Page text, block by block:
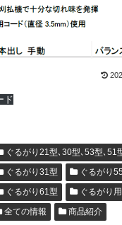
ド
ぐるがり21型､30型､53型､51
ぐるがり31型
ぐるがり
ぐるがり61型
ぐるがり
全ての情報 商品紹介